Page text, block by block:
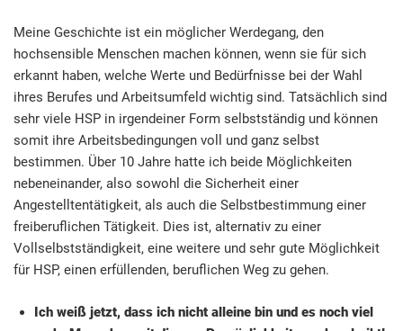
Meine Geschichte ist ein möglicher Werdegang, den
hochsensible Menschen machen können, wenn sie für sich
erkannt haben, welche Werte und Bedürfnisse bei der Wahl
ihres Berufes und Arbeitsumfeld wichtig sind. Tatsächlich sind
sehr viele HSP in irgendeiner Form selbstständig und können
somit ihre Arbeitsbedingungen voll und ganz selbst
bestimmen. Über 10 Jahre hatte ich beide Möglichkeiten
nebeneinander, also sowohl die Sicherheit einer
Angestelltentätigkeit, als auch die Selbstbestimmung einer
freiberuflichen Tätigkeit. Dies ist, alternativ zu einer
Vollselbstständigkeit, eine weitere und sehr gute Möglichkeit
für HSP, einen erfüllenden, beruflichen Weg zu gehen.
Ich weiß jetzt, dass ich nicht alleine bin und es noch viel